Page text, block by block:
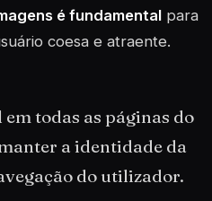
é fundamental para
coesa e atraente.
todas as páginas do
a identidade da
do utilizador.